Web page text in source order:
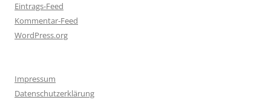
Eintrags-Feed
Kommentar-Feed
WordPress.org
Impressum
Datenschutzerklärung